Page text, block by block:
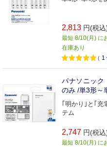
2,813 円(税込
最短 8/10(月) に
在庫あり
（ 1
パナソニッ
のみ /単3形～
｢明かり｣と｢充
テム
2,747 円(税込
最短 8/10(月) に